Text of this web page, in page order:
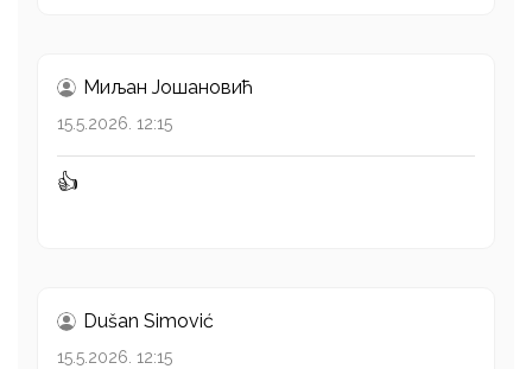
Миљан Јошановић
15.5.2026. 12:15
👍
Dušan Simović
15.5.2026. 12:15